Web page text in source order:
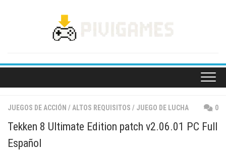
JUEGOS DE ACCIÓN / ALTOS REQUISITOS / JUEGO DE LUCHA 0
Tekken 8 Ultimate Edition patch v2.06.01 PC Full
Español